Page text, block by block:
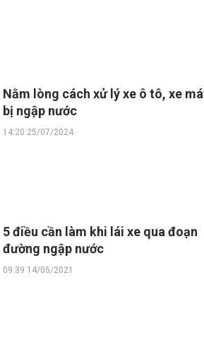
Nằm lòng cách xử lý xe ô tô, xe
bị ngập nước
14:20 25/07/2024
5 điều cần làm khi lái xe qua đoạn
đường ngập nước
09:39 14/05/2021